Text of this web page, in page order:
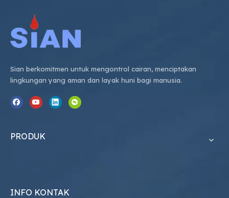
Sian berkomitmen untuk mengontrol cairan, menciptakan
lingkungan yang aman dan layak huni bagi manusia.
PRODUK
INFO KONTAK